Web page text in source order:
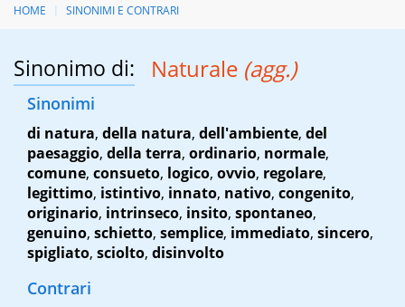
HOME SINONIMI E CONTRARI
Sinonimo di: Naturale (agg.)
Sinonimi
di natura, della natura, dell'ambiente, del
paesaggio, della terra, ordinario, normale,
comune, consueto, logico, ovvio, regolare,
legittimo, istintivo, innato, nativo, congenito,
originario, intrinseco, insito, spontaneo,
genuino, schietto, semplice, immediato, sincero,
spigliato, sciolto, disinvolto
Contrari